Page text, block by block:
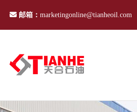
邮箱： marketingonline@tianheoil.com